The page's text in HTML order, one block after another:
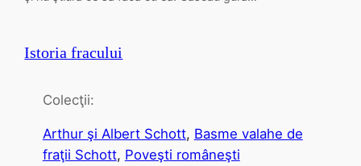
Istoria fracului
Colecţii:
Arthur şi Albert Schott, Basme valahe de
fraţii Schott, Poveşti româneşti